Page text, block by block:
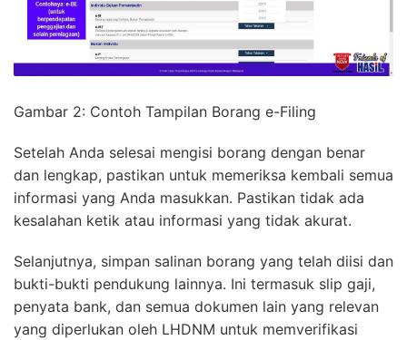
Gambar 2: Contoh Tampilan Borang e-Filing
Setelah Anda selesai mengisi borang dengan benar
dan lengkap, pastikan untuk memeriksa kembali semua
informasi yang Anda masukkan. Pastikan tidak ada
kesalahan ketik atau informasi yang tidak akurat.
Selanjutnya, simpan salinan borang yang telah diisi dan
bukti-bukti pendukung lainnya. Ini termasuk slip gaji,
penyata bank, dan semua dokumen lain yang relevan
yang diperlukan oleh LHDNM untuk memverifikasi